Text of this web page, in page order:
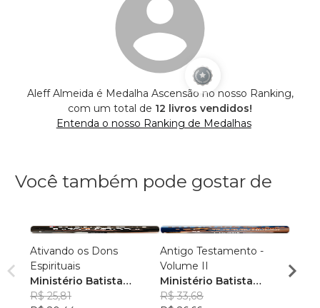
Aleff Almeida é Medalha Ascensão no nosso Ranking,
com um total de 12 livros vendidos!
Entenda o nosso Ranking de Medalhas
Você também pode gostar de
Ativando os Dons
Espirituais
Ministério Batista
Ebenézer
R$ 25,81
Antigo Testamento -
Volume II
Ministério Batista
Ebenézer
R$ 33,68